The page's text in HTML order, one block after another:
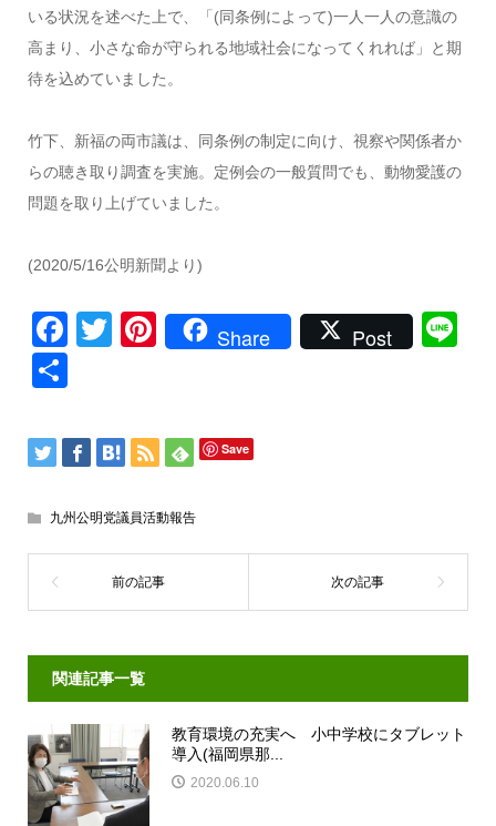
いる状況を述べた上で、「(同条例によって)一人一人の意識の
高まり、小さな命が守られる地域社会になってくれれば」と期
待を込めていました。
竹下、新福の両市議は、同条例の制定に向け、視察や関係者か
らの聴き取り調査を実施。定例会の一般質問でも、動物愛護の
問題を取り上げていました。
(2020/5/16公明新聞より)
Facebook
TwitterPinterest
Share Post
Save
九州公明党議員活動報告
関連記事一覧
教育環境の充実へ 小中学校にタブレット
導入(福岡県那...
2020.06.10